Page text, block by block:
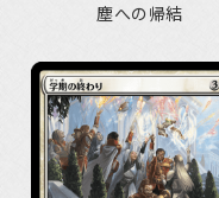
塵への帰結